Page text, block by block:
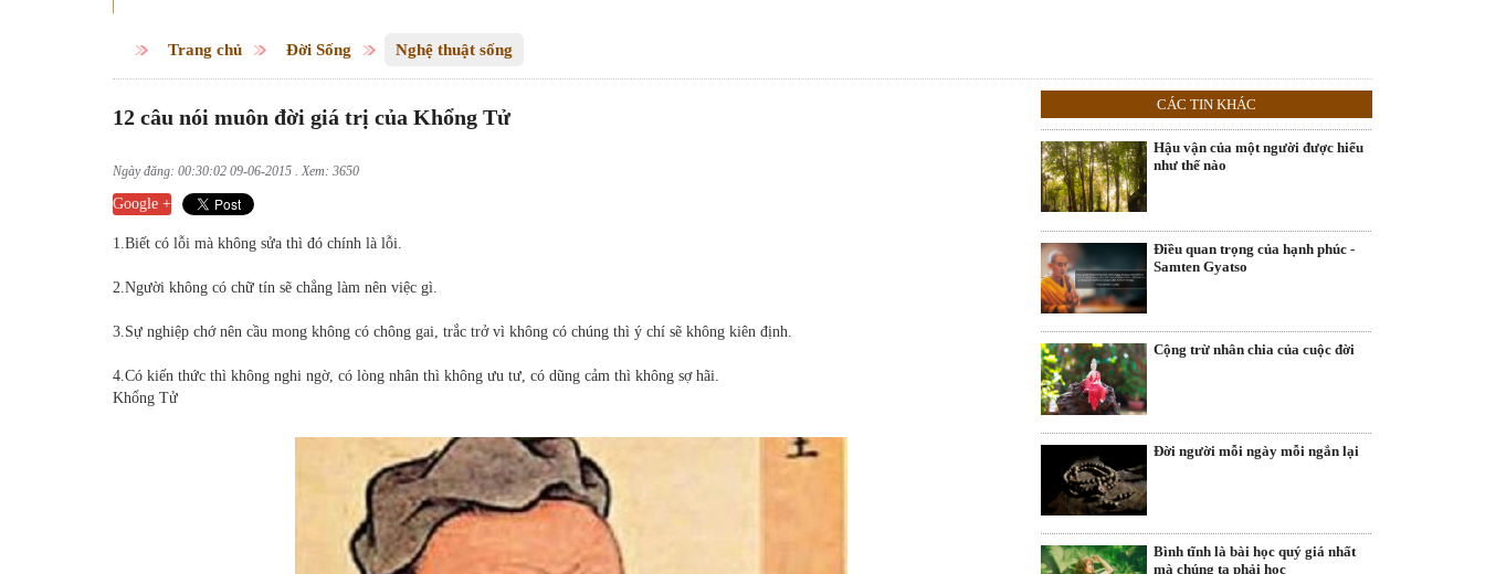
Trang chủ Đời Sống Nghệ thuật sống
12 câu nói muôn đời giá trị của Khổng Tử
Ngày đăng: 00:30:02 09-06-2015 . Xem: 3650
Google +
1.Biết có lỗi mà không sửa thì đó chính là lỗi.
2.Người không có chữ tín sẽ chẳng làm nên việc gì.
3.Sự nghiệp chớ nên cầu mong không có chông gai, trắc trở vì không có chúng thì ý chí sẽ không kiên định.
4.Có kiến thức thì không nghi ngờ, có lòng nhân thì không ưu tư, có dũng cảm thì không sợ hãi.
Khổng Tử
CÁC TIN KHÁC
Hậu vận của một người được hiểu
như thế nào
Điều quan trọng của hạnh phúc -
Samten Gyatso
Cộng trừ nhân chia của cuộc đời
Đời người mỗi ngày mỗi ngắn lại
Bình tĩnh là bài học quý giá nhất
mà chúng ta phải học